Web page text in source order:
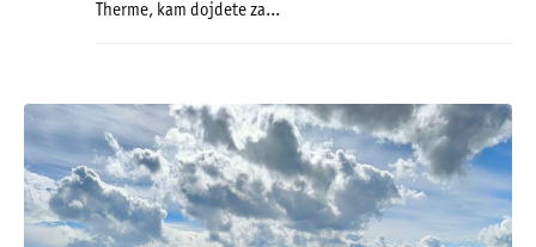
Therme, kam dojdete za...